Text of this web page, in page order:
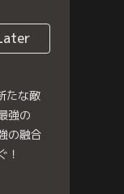
たな敵
強の
の融合
！